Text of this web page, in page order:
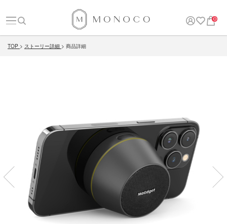
0
TOP ストーリー詳細 商品詳細